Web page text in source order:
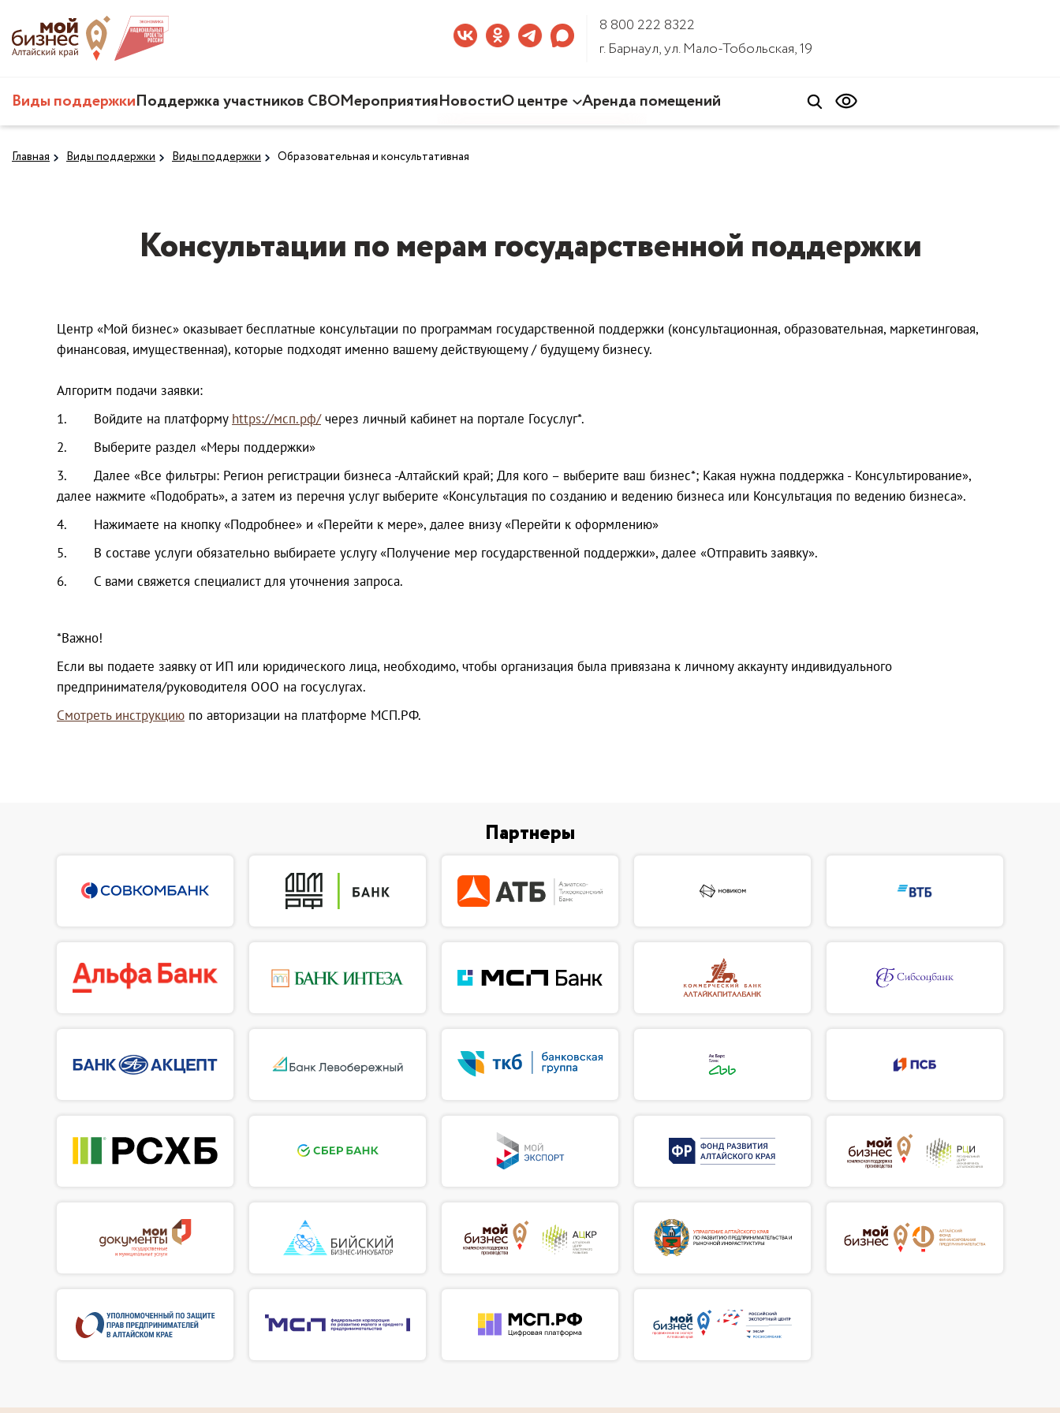
8 800 222 8322
г. Барнаул, ул. Мало-Тобольская, 19
Виды поддержкиПоддержка участников СВОМероприятияНовостиО центре
Аренда помещений
Главная Виды поддержки Виды поддержки Образовательная и консультативная
Консультации по мерам государственной поддержки
Центр «Мой бизнес» оказывает бесплатные консультации по программам государственной поддержки (консультационная, образовательная, маркетинговая,
финансовая, имущественная), которые подходят именно вашему действующему / будущему бизнесу.
Алгоритм подачи заявки:
1. Войдите на платформу https://мсп.рф/через личный кабинет на портале Госуслуг*.
2. Выберите раздел «Меры поддержки»
3. Далее «Все фильтры: Регион регистрации бизнеса -Алтайский край; Для кого – выберите ваш бизнес*; Какая нужна поддержка - Консультирование»,
далее нажмите «Подобрать», а затем из перечня услуг выберите «Консультация по созданию и ведению бизнеса или Консультация по ведению бизнеса».
4. Нажимаете на кнопку «Подробнее» и «Перейти к мере», далее внизу «Перейти к оформлению»
5. В составе услуги обязательно выбираете услугу «Получение мер государственной поддержки», далее «Отправить заявку».
6. С вами свяжется специалист для уточнения запроса.
*Важно!
Если вы подаете заявку от ИП или юридического лица, необходимо, чтобы организация была привязана к личному аккаунту индивидуального
предпринимателя/руководителя ООО на госуслугах.
Смотреть инструкцию по авторизации на платформе МСП.РФ.
Партнеры